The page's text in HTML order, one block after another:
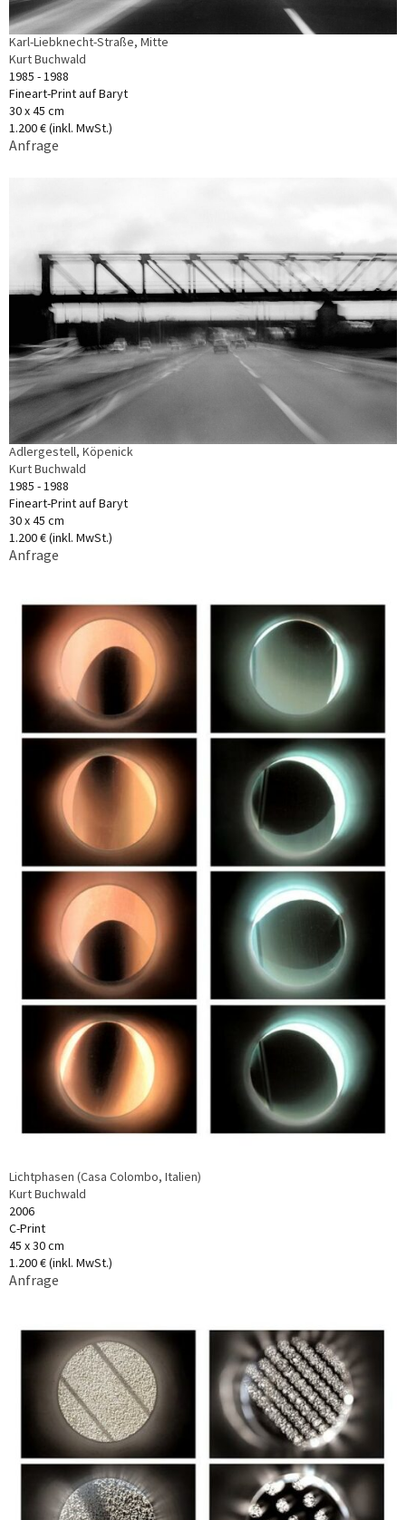
Karl-Liebknecht-Straße, Mitte
Kurt Buchwald
1985 - 1988
Fineart-Print auf Baryt
30 x 45 cm
1.200 € (inkl. MwSt.)
Anfrage
Adlergestell, Köpenick
Kurt Buchwald
1985 - 1988
Fineart-Print auf Baryt
30 x 45 cm
1.200 € (inkl. MwSt.)
Anfrage
Lichtphasen (Casa Colombo, Italien)
Kurt Buchwald
2006
C-Print
45 x 30 cm
1.200 € (inkl. MwSt.)
Anfrage